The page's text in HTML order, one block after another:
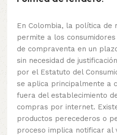
En Colombia, la política de
permite a los
de compraventa en un
sin necesidad de
por el Estatuto del
se aplica principalmente a
fuera del establecimiento
compras por internet.
productos perecederos o
proceso implica notificar al